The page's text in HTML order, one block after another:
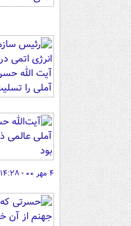
۴ مهر ۰۰ - ۱۴:۲۸